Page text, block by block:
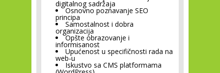
digitalnog sadržaja
Osnovno poznavanje SEO
principa
Samostalnost i dobra
organizacija
Opšte obrazovanje i
informisanost
Upućenost u specifičnosti rada na
web-u
Iskustvo sa CMS platformama